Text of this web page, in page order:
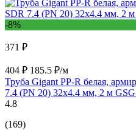
-8%
371 ₽
404 ₽ 185.5 ₽/м
Труба Gigant PP-R белая,
7.4 (PN 20) 32x4.4 мм, 2 м
4.8
(169)